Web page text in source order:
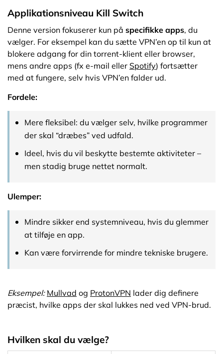
Applikationsniveau Kill Switch
Denne version fokuserer kun på specifikke apps, du
vælger. For eksempel kan du sætte VPN’en op til kun at
blokere adgang for din torrent-klient eller browser,
mens andre apps (fx e-mail eller Spotify) fortsætter
med at fungere, selv hvis VPN’en falder ud.
Fordele:
Mere fleksibel: du vælger selv, hvilke programmer
der skal “dræbes” ved udfald.
Ideel, hvis du vil beskytte bestemte aktiviteter –
men stadig bruge nettet normalt.
Ulemper:
Mindre sikker end systemniveau, hvis du glemmer
at tilføje en app.
Kan være forvirrende for mindre tekniske brugere.
Eksempel: Mullvad og ProtonVPN lader dig definere
præcist, hvilke apps der skal lukkes ned ved VPN-brud.
Hvilken skal du vælge?